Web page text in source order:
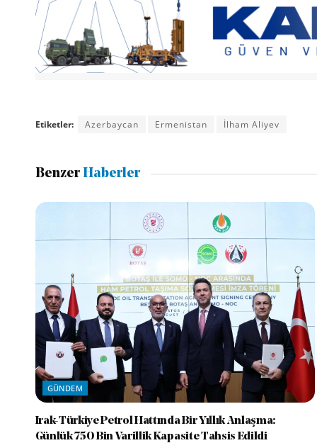
Etiketler: Azerbaycan Ermenistan İlham Aliyev
BenzerHaberler
GÜNDEM
Irak-Türkiye Petrol Hattında Bir Yıllık Anlaşma:
Günlük 750 Bin Varillik Kapasite Tahsis Edildi